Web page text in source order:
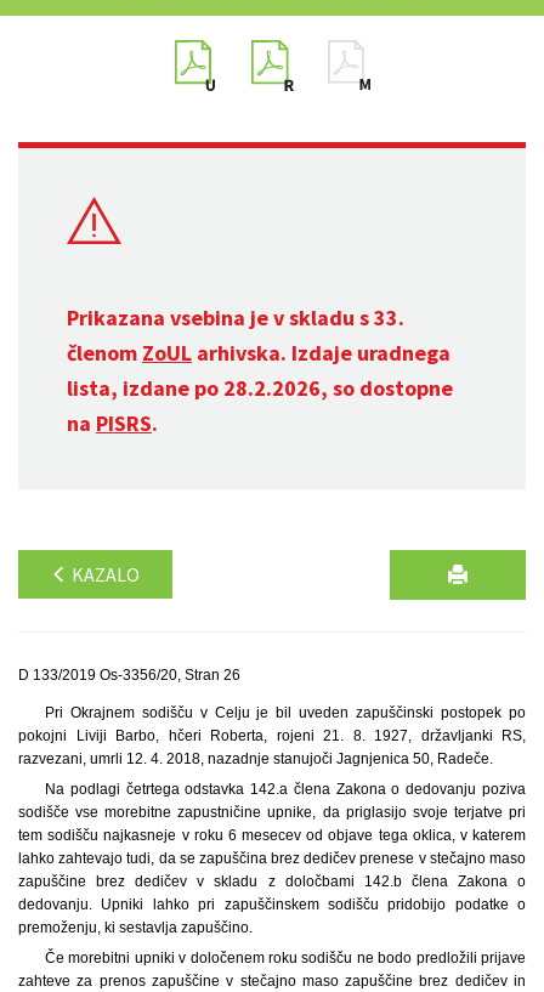
Prikazana vsebina je v skladu s 33.
členom ZoUL arhivska. Izdaje uradnega
lista, izdane po 28.2.2026, so dostopne
na PISRS.
KAZALO
D 133/2019 Os-3356/20, Stran 26
Pri Okrajnem sodišču v Celju je bil uveden zapuščinski postopek po
pokojni Liviji Barbo, hčeri Roberta, rojeni 21. 8. 1927, državljanki RS,
razvezani, umrli 12. 4. 2018, nazadnje stanujoči Jagnjenica 50, Radeče.
Na podlagi četrtega odstavka 142.a člena Zakona o dedovanju poziva
sodišče vse morebitne zapustničine upnike, da priglasijo svoje terjatve pri
tem sodišču najkasneje v roku 6 mesecev od objave tega oklica, v katerem
lahko zahtevajo tudi, da se zapuščina brez dedičev prenese v stečajno maso
zapuščine brez dedičev v skladu z določbami 142.b člena Zakona o
dedovanju. Upniki lahko pri zapuščinskem sodišču pridobijo podatke o
premoženju, ki sestavlja zapuščino.
Če morebitni upniki v določenem roku sodišču ne bodo predložili prijave
zahteve za prenos zapuščine v stečajno maso zapuščine brez dedičev in